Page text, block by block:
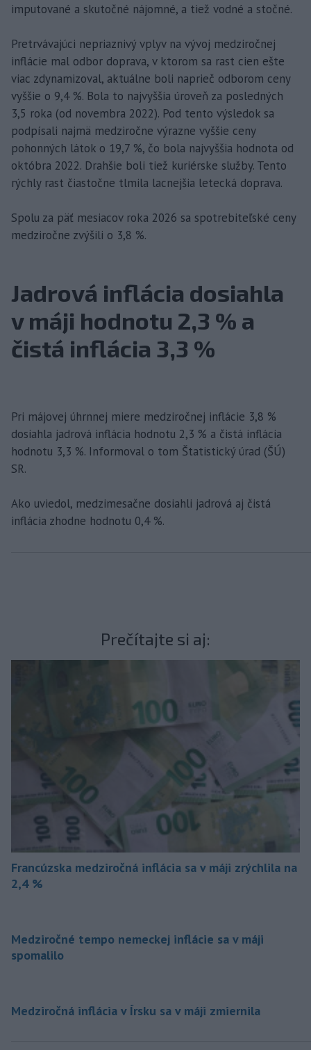
imputované a skutočné nájomné, a tiež vodné a stočné.
Pretrvávajúci nepriaznivý vplyv na vývoj medziročnej
inflácie mal odbor doprava, v ktorom sa rast cien ešte
viac zdynamizoval, aktuálne boli naprieč odborom ceny
vyššie o 9,4 %. Bola to najvyššia úroveň za posledných
3,5 roka (od novembra 2022). Pod tento výsledok sa
podpísali najmä medziročne výrazne vyššie ceny
pohonných látok o 19,7 %, čo bola najvyššia hodnota od
októbra 2022. Drahšie boli tiež kuriérske služby. Tento
rýchly rast čiastočne tlmila lacnejšia letecká doprava.
Spolu za päť mesiacov roka 2026 sa spotrebiteľské ceny
medziročne zvýšili o 3,8 %.
Jadrová inflácia dosiahla
v máji hodnotu 2,3 % a
čistá inflácia 3,3 %
Pri májovej úhrnnej miere medziročnej inflácie 3,8 %
dosiahla jadrová inflácia hodnotu 2,3 % a čistá inflácia
hodnotu 3,3 %. Informoval o tom Štatistický úrad (ŠÚ)
SR.
Ako uviedol, medzimesačne dosiahli jadrová aj čistá
inflácia zhodne hodnotu 0,4 %.
Prečítajte si aj:
Francúzska medziročná inflácia sa v máji zrýchlila na
2,4 %
Medziročné tempo nemeckej inflácie sa v máji
spomalilo
Medziročná inflácia v Írsku sa v máji zmiernila